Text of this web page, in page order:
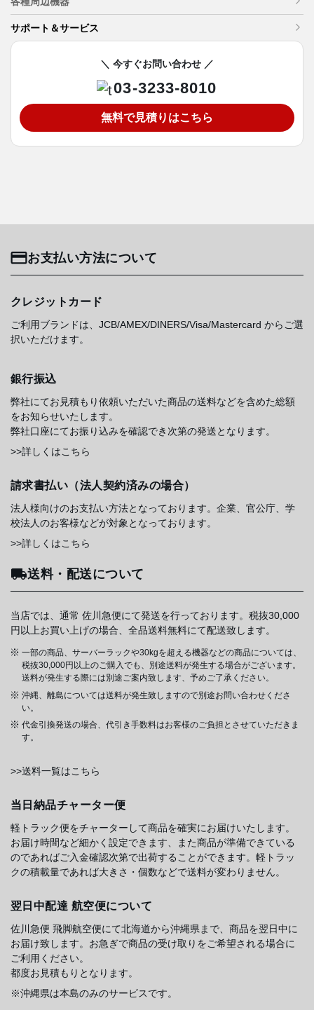
サポート＆サービス
＼ 今すぐお問い合わせ ／
03-3233-8010
無料で見積りはこちら
お支払い方法について
クレジットカード
ご利用ブランドは、JCB/AMEX/DINERS/Visa/Mastercard からご選
択いただけます。
銀行振込
弊社にてお見積もり依頼いただいた商品の送料などを含めた総額
をお知らせいたします。
弊社口座にてお振り込みを確認でき次第の発送となります。
>>詳しくはこちら
請求書払い（法人契約済みの場合）
法人様向けのお支払い方法となっております。企業、官公庁、学
校法人のお客様などが対象となっております。
>>詳しくはこちら
送料・配送について
当店では、通常 佐川急便にて発送を行っております。税抜30,000
円以上お買い上げの場合、全品送料無料にて配送致します。
一部の商品、サーバーラックや30kgを超える機器などの商品については、
税抜30,000円以上のご購入でも、別途送料が発生する場合がございます。
送料が発生する際には別途ご案内致します、予めご了承ください。
沖縄、離島については送料が発生致しますので別途お問い合わせくださ
い。
代金引換発送の場合、代引き手数料はお客様のご負担とさせていただきま
す。
>>送料一覧はこちら
当日納品チャーター便
軽トラック便をチャーターして商品を確実にお届けいたします。
お届け時間など細かく設定できます、また商品が準備できている
のであればご入金確認次第で出荷することができます。軽トラッ
クの積載量であれば大きさ・個数などで送料が変わりません。
翌日中配達 航空便について
佐川急便 飛脚航空便にて北海道から沖縄県まで、商品を翌日中に
お届け致します。お急ぎで商品の受け取りをご希望される場合に
ご利用ください。
都度お見積もりとなります。
※沖縄県は本島のみのサービスです。